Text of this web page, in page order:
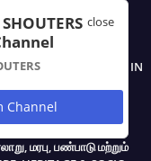
நுண்ணறிவு /
STUDY MATERIALS IN
மரபு, பண்பாடு மற்றும்
close
Channel